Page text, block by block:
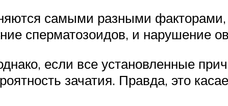
самыми разными факторами,
сперматозоидов, и нарушение
если все установленные
зачатия. Правда, это